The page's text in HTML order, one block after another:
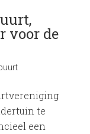
voor de
te
een